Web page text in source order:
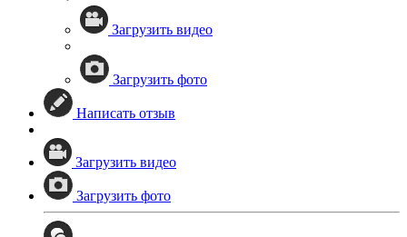
Загрузить видео
Загрузить фото
Написать отзыв
Загрузить видео
Загрузить фото